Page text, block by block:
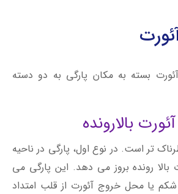
بسته به مکان پارگی به دو دسته
تر است. در نوع اول، پارگی در ناحیه
بالا رونده بروز می دهد. این پارگی می
شکم یا محل خروج آئورت از قلب امتداد